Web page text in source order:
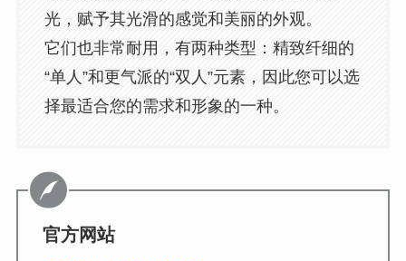
光，赋予其光滑的感觉和美丽的外观。
它们也非常耐用，有两种类型：精致纤细的
“单人”和更气派的“双人”元素，因此您可以选
择最适合您的需求和形象的一种。
官方网站